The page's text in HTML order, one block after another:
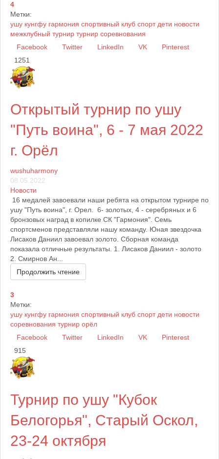
4
Метки:
ушу кунгфу гармония спортивный клуб спорт дети новости
межклубный турнир турнир соревнования
Facebook
Twitter LinkedIn VK
Pinterest
1251
Открытый турнир по ушу
"Путь воина", 6 - 7 мая 2022
г. Орёл
wushuharmony
08.05.2022
Новости
16 медалей завоевали наши ребята на открытом турнире по
ушу "Путь воина", г. Орел. 6- золотых, 4 - серебряных и 6
бронзовых наград в копилке СК "Гармония". Семь
спортсменов представляли нашу команду. Юная звездочка
Лисаков Даниил завоевал золото. Сборная команда
показала отличные результаты. 1. Лисаков Даниил - золото
2. Смирнов Ан...
Продолжить чтение
3
Метки:
ушу кунгфу гармония спортивный клуб спорт дети новости
соревнования турнир орёл
Facebook
Twitter LinkedIn VK
Pinterest
915
Турнир по ушу "Кубок
Белогорья", Старый Оскол,
23-24 октября